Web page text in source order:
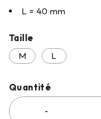
L = 40 mm
Taille
M
L
Quantité